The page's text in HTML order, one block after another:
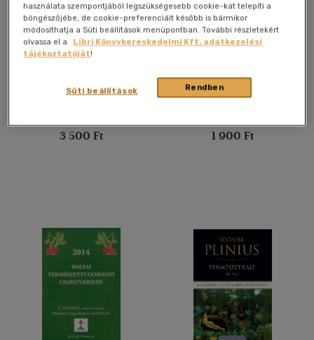
Alkalmaz
Tudomány és politika.
Orosz László
Utolsó ismert ár:
3 500 Ft
A XIV. Műszaki
tudományos ülésszak
Utolsó ismert ár:
1 900 Ft
használata szempontjából legszükségesebb cookie-kat telepíti a
böngészőjébe, de cookie-preferenciáit később is bármikor
módosíthatja a Süti beállítások menüpontban. További részletekért
olvassa el a
Libri Könyvkereskedelmi Kft. adatkezelési
tájékoztatóját!
Rendben
Süti beállítások